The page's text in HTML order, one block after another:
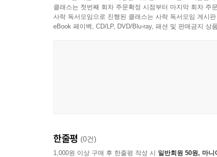
클래스는 첫번째 회차 주문확정 시점부터 마지막 회차 주
사락 독서모임으로 진행된 클래스는 사락 독서모임 게시
eBook 페이백, CD/LP, DVD/Blu-ray, 패션 및 판매금지 상
한줄평 (0건)
1,000원 이상 구매 후 한줄평 작성 시 일반회원 50원, 마니